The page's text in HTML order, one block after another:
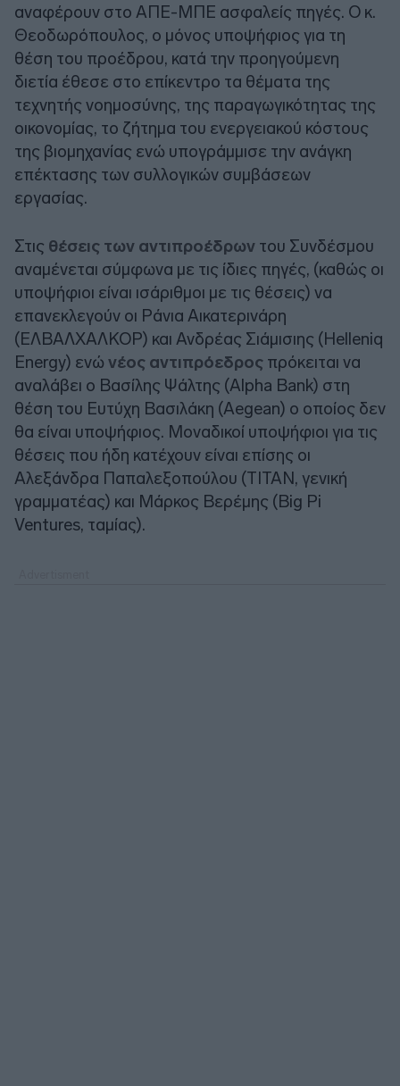
αναφέρουν στο ΑΠΕ-ΜΠΕ ασφαλείς πηγές. Ο κ.
Θεοδωρόπουλος, ο μόνος υποψήφιος για τη
θέση του προέδρου, κατά την προηγούμενη
διετία έθεσε στο επίκεντρο τα θέματα της
τεχνητής νοημοσύνης, της παραγωγικότητας της
οικονομίας, το ζήτημα του ενεργειακού κόστους
της βιομηχανίας ενώ υπογράμμισε την ανάγκη
επέκτασης των συλλογικών συμβάσεων
εργασίας.
Στις θέσεις των αντιπροέδρων του Συνδέσμου
αναμένεται σύμφωνα με τις ίδιες πηγές, (καθώς οι
υποψήφιοι είναι ισάριθμοι με τις θέσεις) να
επανεκλεγούν οι Ράνια Αικατερινάρη
(ΕΛΒΑΛΧΑΛΚΟΡ) και Ανδρέας Σιάμισιης (Helleniq
Energy) ενώ νέος αντιπρόεδρος πρόκειται να
αναλάβει ο Βασίλης Ψάλτης (Alpha Bank) στη
θέση του Ευτύχη Βασιλάκη (Aegean) ο οποίος δεν
θα είναι υποψήφιος. Μοναδικοί υποψήφιοι για τις
θέσεις που ήδη κατέχουν είναι επίσης οι
Αλεξάνδρα Παπαλεξοπούλου (ΤΙΤΑΝ, γενική
γραμματέας) και Μάρκος Βερέμης (Big Pi
Ventures, ταμίας).